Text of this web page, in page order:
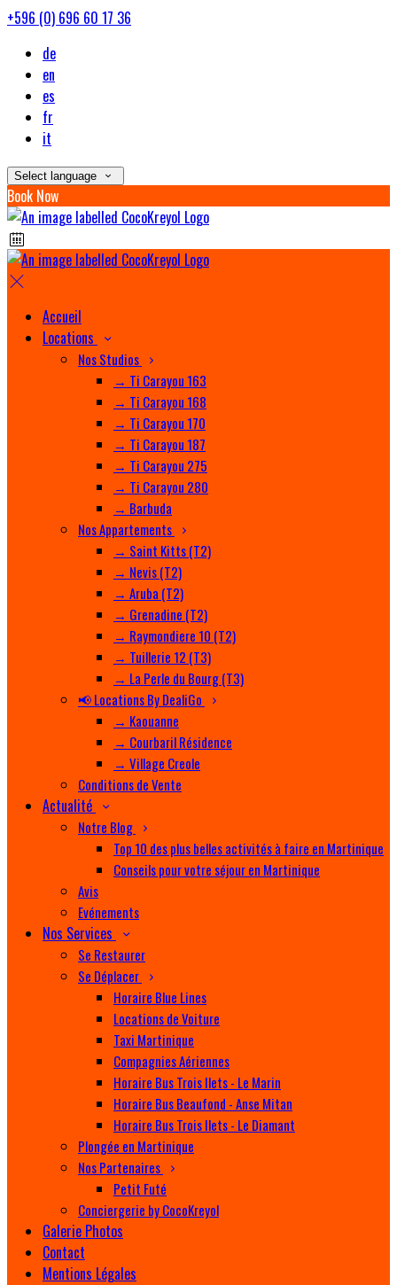
+596 (0) 696 60 17 36
de
en
es
fr
it
Select language
Book Now
Accueil
Locations
Nos Studios
→ Ti Carayou 163
→ Ti Carayou 168
→ Ti Carayou 170
→ Ti Carayou 187
→ Ti Carayou 275
→ Ti Carayou 280
→ Barbuda
Nos Appartements
→ Saint Kitts (T2)
→ Nevis (T2)
→ Aruba (T2)
→ Grenadine (T2)
→ Raymondiere 10 (T2)
→ Tuillerie 12 (T3)
→ La Perle du Bourg (T3)
📢 Locations By DealiGo
→ Kaouanne
→ Courbaril Résidence
→ Village Creole
Conditions de Vente
Actualité
Notre Blog
Top 10 des plus belles activités à faire en Martinique
Conseils pour votre séjour en Martinique
Avis
Evénements
Nos Services
Se Restaurer
Se Déplacer
Horaire Blue Lines
Locations de Voiture
Taxi Martinique
Compagnies Aériennes
Horaire Bus Trois Ilets - Le Marin
Horaire Bus Beaufond - Anse Mitan
Horaire Bus Trois Ilets - Le Diamant
Plongée en Martinique
Nos Partenaires
Petit Futé
Conciergerie by CocoKreyol
Galerie Photos
Contact
Mentions Légales